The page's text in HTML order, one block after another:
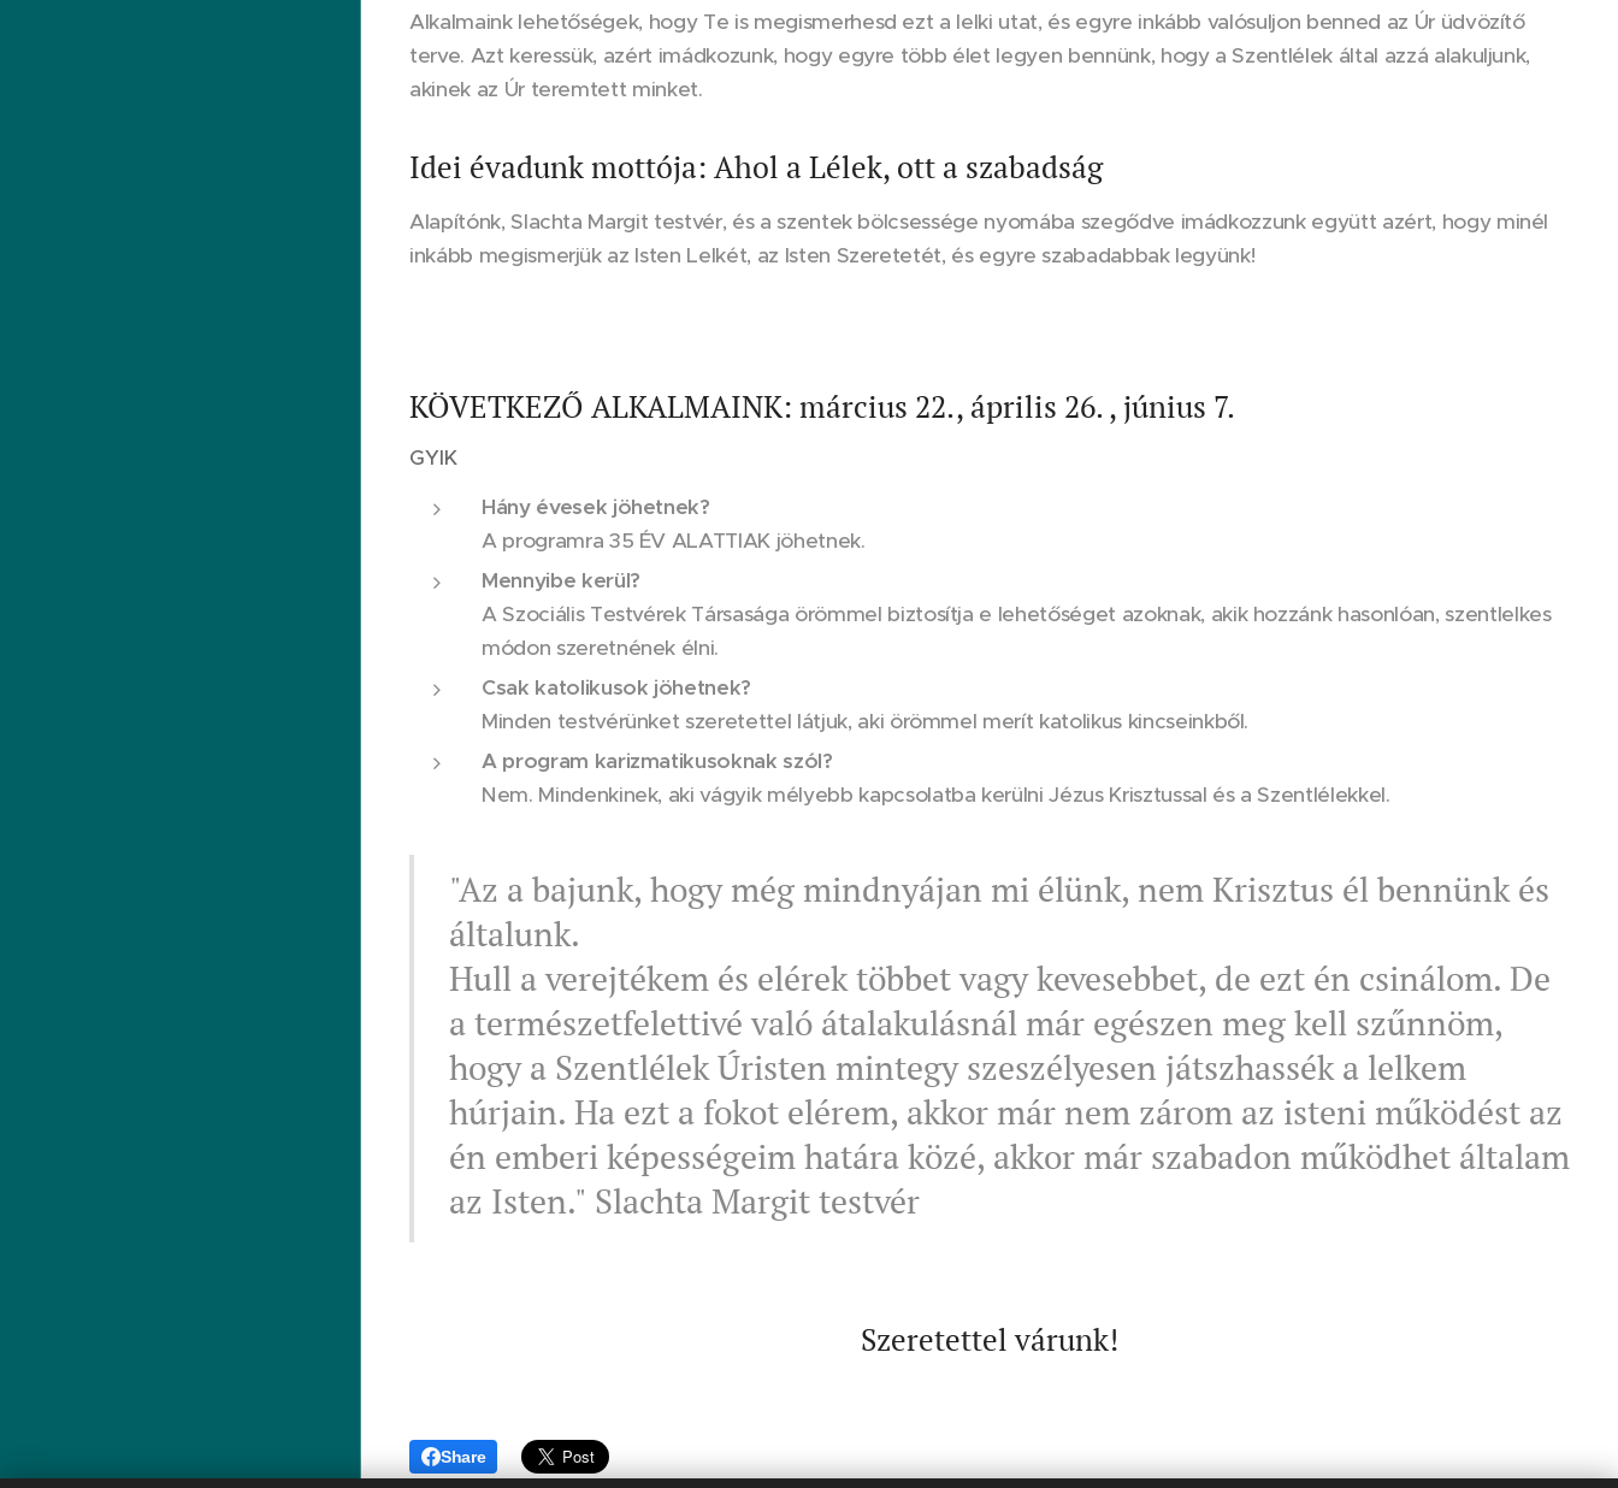
Alkalmaink lehetőségek, hogy Te is megismerhesd ezt a lelki utat, és egyre inkább valósuljon benned az Úr üdvözítő
terve. Azt keressük, azért imádkozunk, hogy egyre több élet legyen bennünk, hogy a Szentlélek által azzá alakuljunk,
akinek az Úr teremtett minket.
Idei évadunk mottója: Ahol a Lélek, ott a szabadság
Alapítónk, Slachta Margit testvér, és a szentek bölcsessége nyomába szegődve imádkozzunk együtt azért, hogy minél
inkább megismerjük az Isten Lelkét, az Isten Szeretetét, és egyre szabadabbak legyünk!
KÖVETKEZŐ ALKALMAINK: március 22., április 26. , június 7.
GYIK
Hány évesek jöhetnek?
A programra 35 ÉV ALATTIAK jöhetnek.
Mennyibe kerül?
A Szociális Testvérek Társasága örömmel biztosítja e lehetőséget azoknak, akik hozzánk hasonlóan, szentlelkes
módon szeretnének élni.
Csak katolikusok jöhetnek?
Minden testvérünket szeretettel látjuk, aki örömmel merít katolikus kincseinkből.
A program karizmatikusoknak szól?
Nem. Mindenkinek, aki vágyik mélyebb kapcsolatba kerülni Jézus Krisztussal és a Szentlélekkel.
"Az a bajunk, hogy még mindnyájan mi élünk, nem Krisztus él bennünk és
általunk.
Hull a verejtékem és elérek többet vagy kevesebbet, de ezt én csinálom. De
a természetfelettivé való átalakulásnál már egészen meg kell szűnnöm,
hogy a Szentlélek Úristen mintegy szeszélyesen játszhassék a lelkem
húrjain. Ha ezt a fokot elérem, akkor már nem zárom az isteni működést az
én emberi képességeim határa közé, akkor már szabadon működhet általam
az Isten." Slachta Margit testvér
Szeretettel várunk!
Share